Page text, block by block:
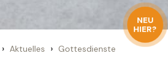
NEU
HIER?
› Aktuelles › Gottesdienste